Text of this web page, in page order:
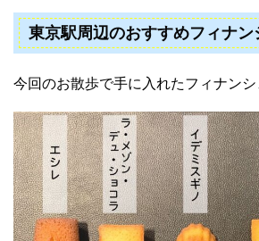
東京駅周辺のおすすめフィナン
今回のお散歩で手に入れたフィナンシ